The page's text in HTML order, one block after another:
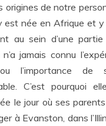
origines de notre
est née en Afrique et
au sein d’une
jamais connu
l’importance de
C’est pourquoi
le jour où ses
à Evanston, dans